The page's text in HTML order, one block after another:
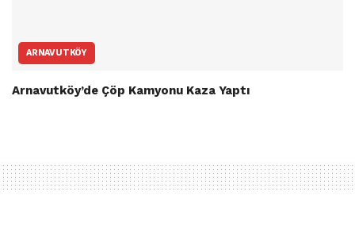
ARNAVUTKÖY
Arnavutköy’de Çöp Kamyonu Kaza Yaptı